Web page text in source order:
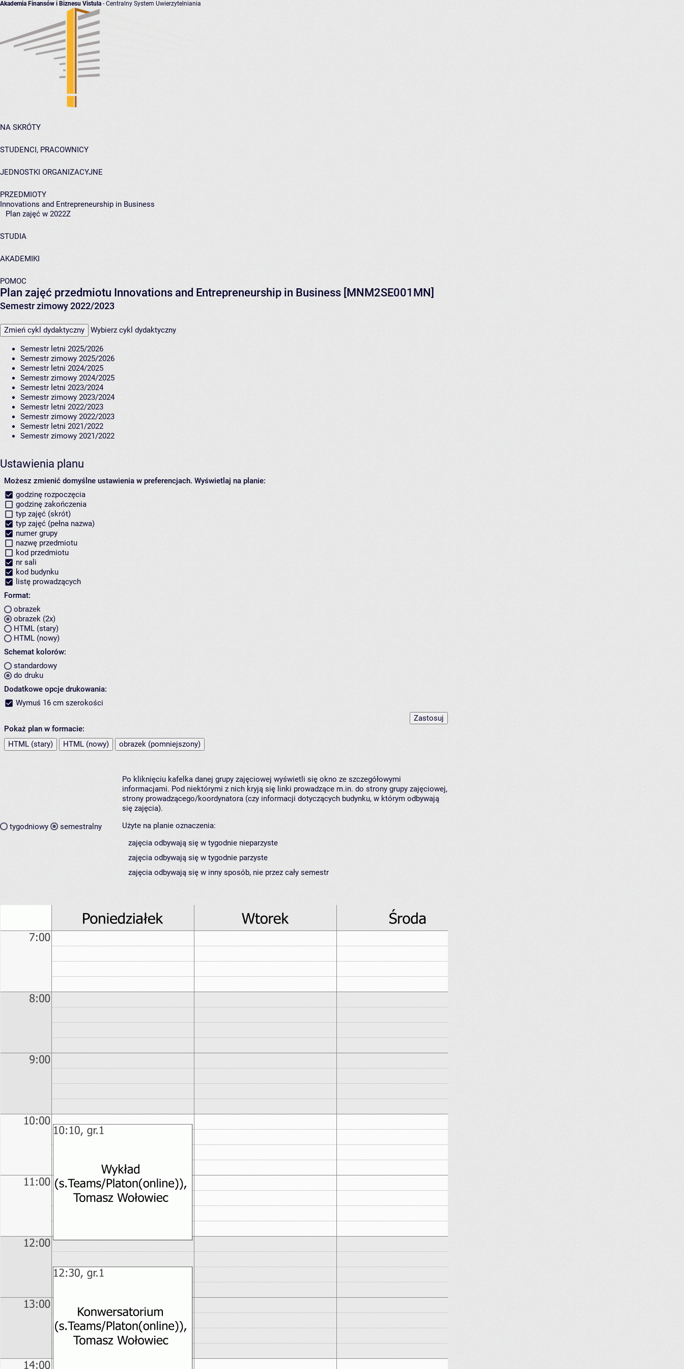
Akademia Finansów i Biznesu Vistula - Centralny System Uwierzytelniania
NA SKRÓTY
STUDENCI, PRACOWNICY
JEDNOSTKI ORGANIZACYJNE
PRZEDMIOTY
Innovations and Entrepreneurship in Business
Plan zajęć w 2022Z
STUDIA
AKADEMIKI
POMOC
Plan zajęć przedmiotu Innovations and Entrepreneurship in Business [MNM2SE001MN]
Semestr zimowy 2022/2023
Zmień cykl dydaktyczny Wybierz cykl dydaktyczny
Semestr letni 2025/2026
Semestr zimowy 2025/2026
Semestr letni 2024/2025
Semestr zimowy 2024/2025
Semestr letni 2023/2024
Semestr zimowy 2023/2024
Semestr letni 2022/2023
Semestr zimowy 2022/2023
Semestr letni 2021/2022
Semestr zimowy 2021/2022
Ustawienia planu
Możesz zmienić domyślne ustawienia w preferencjach. Wyświetlaj na planie:
godzinę rozpoczęcia
godzinę zakończenia
typ zajęć (skrót)
typ zajęć (pełna nazwa)
numer grupy
nazwę przedmiotu
kod przedmiotu
nr sali
kod budynku
listę prowadzących
Format:
obrazek
obrazek (2x)
HTML (stary)
HTML (nowy)
Schemat kolorów:
standardowy
do druku
Dodatkowe opcje drukowania:
Wymuś 16 cm szerokości
Pokaż plan w formacie:
HTML (stary)
HTML (nowy) obrazek (pomniejszony)
tygodniowy semestralny
Po kliknięciu kafelka danej grupy zajęciowej wyświetli się okno ze szczegółowymi
informacjami. Pod niektórymi z nich kryją się linki prowadzące m.in. do strony grupy zajęciowej,
strony prowadzącego/koordynatora (czy informacji dotyczących budynku, w którym odbywają
się zajęcia).
Użyte na planie oznaczenia:
zajęcia odbywają się w tygodnie nieparzyste
zajęcia odbywają się w tygodnie parzyste
zajęcia odbywają się w inny sposób, nie przez cały semestr